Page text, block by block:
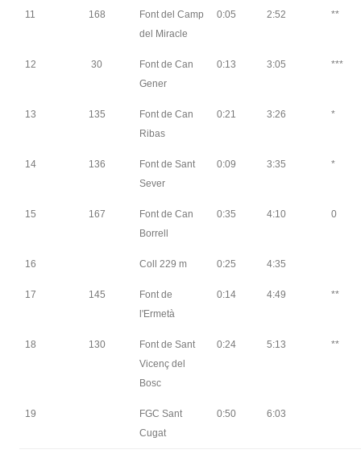
11 168
Font del Camp
del Miracle
0:05 2:52 **
12 30
Font de Can
Gener
0:13 3:05 ***
13 135
Font de Can
Ribas
0:21 3:26 *
14 136
Font de Sant
Sever
0:09 3:35 *
15 167
Font de Can
Borrell
0:35 4:10 0
16 Coll 229 m 0:25 4:35
17 145
Font de
l'Ermetà
0:14 4:49 **
18 130
Font de Sant
Vicenç del
Bosc
0:24 5:13 **
19
FGC Sant
Cugat
0:50 6:03